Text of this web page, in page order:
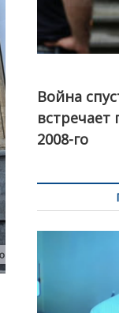
канал
Война
встречает
2008-го